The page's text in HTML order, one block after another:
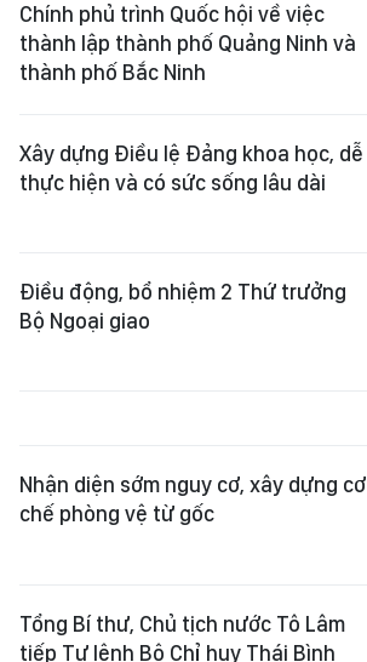
Chính phủ trình Quốc hội về việc
thành lập thành phố Quảng Ninh và
thành phố Bắc Ninh
Xây dựng Điều lệ Đảng khoa học, dễ
thực hiện và có sức sống lâu dài
Điều động, bổ nhiệm 2 Thứ trưởng
Bộ Ngoại giao
Nhận diện sớm nguy cơ, xây dựng cơ
chế phòng vệ từ gốc
Tổng Bí thư, Chủ tịch nước Tô Lâm
tiếp Tư lệnh Bộ Chỉ huy Thái Bình